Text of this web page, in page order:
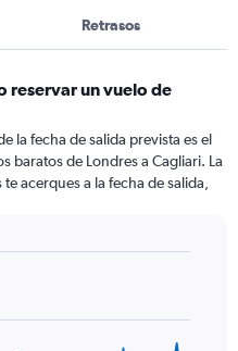
Retrasos
reservar un vuelo de
la fecha de salida prevista es el
baratos de Londres a Cagliari. La
acerques a la fecha de salida,